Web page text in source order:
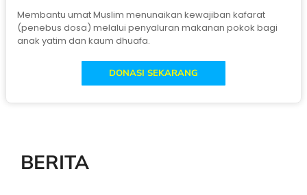
Membantu umat Muslim menunaikan kewajiban kafarat
(penebus dosa) melalui penyaluran makanan pokok bagi
anak yatim dan kaum dhuafa.
DONASI SEKARANG
BERITA